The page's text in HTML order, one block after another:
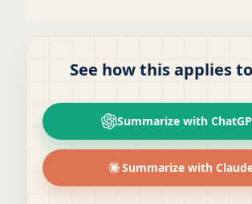
See how this applies
Summarize with
Summarize with